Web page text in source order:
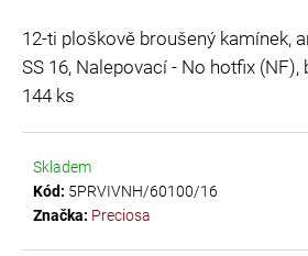
hvězdiček.
12-ti ploškově broušený kamínek,
SS 16, Nalepovací - No hotfix (NF),
144 ks
Skladem
Kód: 5PRVIVNH/60100/16
Značka: Preciosa
HLEDAT
D
o
p